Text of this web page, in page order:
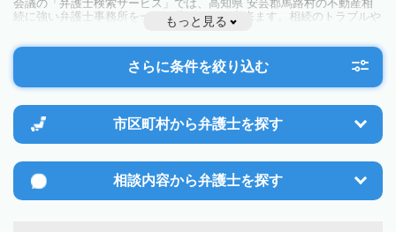
会議の「弁護士検索サービス」では、高知県 安芸郡馬路村の不動産相
続に強い弁護士事務所を一覧で見ることが出来ます。相続のトラブルや
お悩みを抱えている方は一度近隣の弁護士に相談してみましょう。
もっと見る
さらに条件を絞り込む
市区町村から弁護士を探す
相談内容から弁護士を探す